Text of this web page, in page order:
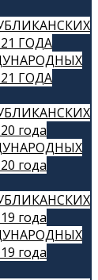
ГОДА
ГОДА
года
года
года
года